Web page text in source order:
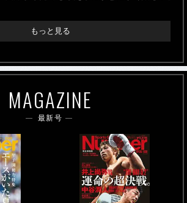
もっと見る
MAGAZINE
最新号